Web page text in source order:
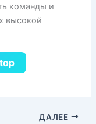
команды и
высокой
ДАЛЕЕ